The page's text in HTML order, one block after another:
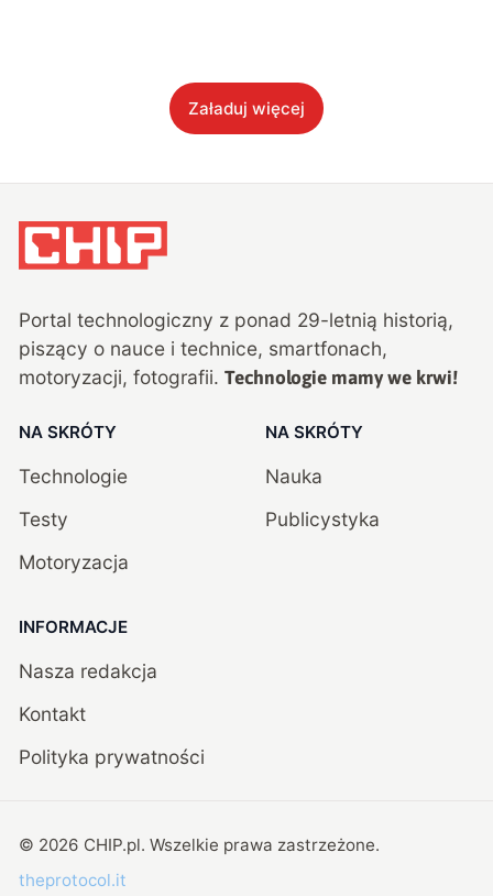
Załaduj więcej
Portal technologiczny z ponad 29-letnią historią,
piszący o nauce i technice, smartfonach,
motoryzacji, fotografii. Technologie mamy we krwi!
NA SKRÓTY
Technologie
Testy
Motoryzacja
NA SKRÓTY
Nauka
Publicystyka
INFORMACJE
Nasza redakcja
Kontakt
Polityka prywatności
© 2026 CHIP.pl. Wszelkie prawa zastrzeżone.
theprotocol.it